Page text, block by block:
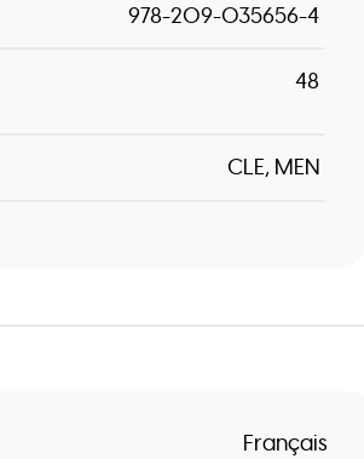
978-209-035656-4
48
CLE MEN
Français